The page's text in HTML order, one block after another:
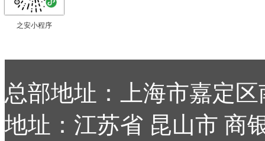
之安小程序
总部地址：上海市嘉定
地址：江苏省 昆山市 商